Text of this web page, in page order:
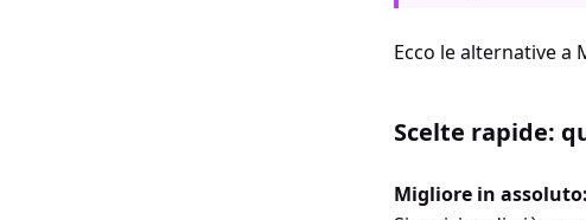
Ecco le alternative a
Scelte rapide:
Migliore in assoluto: